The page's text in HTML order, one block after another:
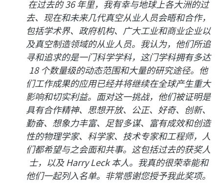
在过去的 36 年里，我有幸与地球上各大洲的过
去、现在和未来几代真空从业人员会晤和合作，
包括学术界、政府机构、广大工业和商业企业以
及真空制造领域的从业人员。我认为，他们所追
寻和追求的是一门科学学科，这门学科拥有多达
18 个数量级的动态范围和大量的研究途径。他
们工作成果的应用已经并将继续在全球产生重大
影响和切实利益。面对这一挑战，他们被证明是
具有合作精神、思想开放、公正、好奇、创新、
勤奋、想象力丰富、足智多谋、富有成效和创造
性的物理学家、科学家、技术专家和工程师，人
们都希望与之会面和共事。这包括过去的获奖人
士，以及 Harry Leck 本人。我真的很荣幸能和
他们一起列入名单。非常感谢您授予我此奖项。